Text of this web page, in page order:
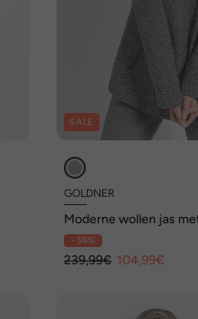
SALE
GOLDNER
Moderne wollen jas
inzet
- 56%
239,99€ 104,99€